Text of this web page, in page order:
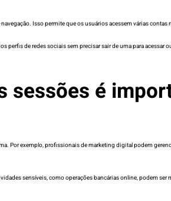
Isso permite que os usuários acessem várias
de redes sociais sem precisar sair de uma para
sessões é
Por exemplo, profissionais de marketing digital podem
sensíveis, como operações bancárias online, podem ser